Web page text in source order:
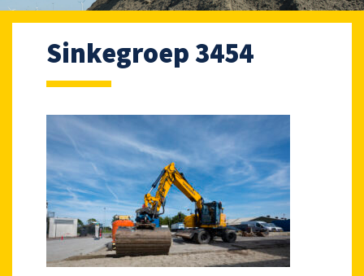
Sinkegroep 3454